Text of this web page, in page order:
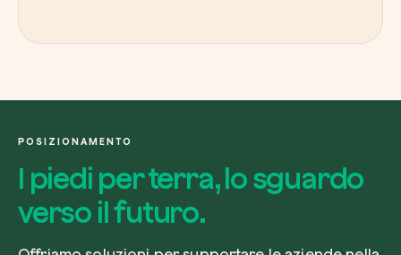
POSIZIONAMENTO
I piedi per terra, lo sguardo
verso il futuro.